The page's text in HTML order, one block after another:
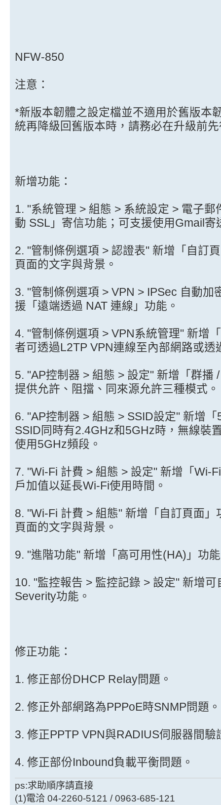
NFW-850
注意：
*新版本韌體之設定檔並不適用於舊版本
統再降級回舊版本時，請務必在升級前
新增功能：
1. "系統管理 > 組態 > 系統設定 > 電子
動 SSL」寄信功能；可支援使用Gmail寄
2. "管制條例選項 > 認證表" 新增「自訂
頁面的文字與背景。
3. "管制條例選項 > VPN > IPSec 自動加
援「遠端透過 NAT 連線」功能。
4. "管制條例選項 > VPN系統管理" 新增
者可透過L2TP VPN連線至內部網路或透
5. "AP控制器 > 組態 > 設定" 新增「群播
提供允許、阻擋、同來源允許三種模式。
6. "AP控制器 > 組態 > SSID設定" 新增
SSID同時有2.4GHz和5GHz時，無線裝
使用5GHz頻段。
7. "Wi-Fi 計費 > 組態 > 設定" 新增「Wi-
戶加值以延長Wi-Fi使用時間。
8. "Wi-Fi 計費 > 組態" 新增「自訂頁面
頁面的文字與背景。
9. "進階功能" 新增「高可用性(HA)」功
10. "監控報告 > 監控記錄 > 設定" 新增
Severity功能。
修正功能：
1. 修正部份DHCP Relay問題。
2. 修正外部網路為PPPoE時SNMP問題。
3. 修正PPTP VPN與RADIUS伺服器間驗
4. 修正部份Inbound負載平衡問題。
ps:求助順序請直接
(1)電洽 04-2260-5121 / 0963-685-121